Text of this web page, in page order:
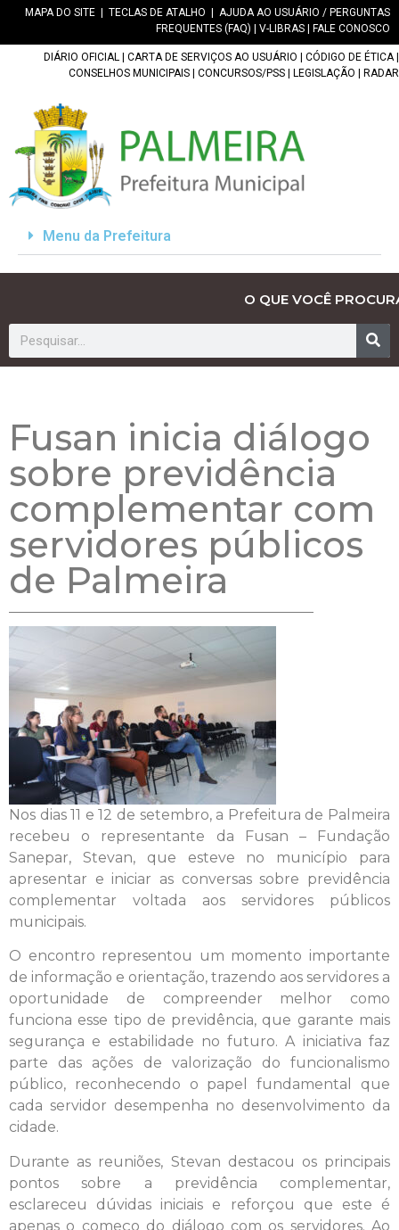
MAPA DO SITE TECLAS DE ATALHO
AJUDA AO USUÁRIO / PERGUNTAS
FREQUENTES (FAQ)
V-LIBRAS FALE CONOSCO
DIÁRIO OFICIAL CARTA DE SERVIÇOS AO USUÁRIO CÓDIGO DE ÉTICA|
CONSELHOS MUNICIPAIS
CONCURSOS/PSS LEGISLAÇÃO RADAR
Menu da Prefeitura
O QUE VOCÊ
Fusan inicia diálogo
sobre previdência
complementar com
servidores públicos
de Palmeira
Nos dias 11 e 12 de setembro, a Prefeitura de Palmeira
recebeu o representante da Fusan – Fundação
Sanepar, Stevan, que esteve no município para
apresentar e iniciar as conversas sobre previdência
complementar voltada aos servidores públicos
municipais.
O encontro representou um momento importante
de informação e orientação, trazendo aos servidores a
oportunidade de compreender melhor como
funciona esse tipo de previdência, que garante mais
segurança e estabilidade no futuro. A iniciativa faz
parte das ações de valorização do funcionalismo
público, reconhecendo o papel fundamental que
cada servidor desempenha no desenvolvimento da
cidade.
Durante as reuniões, Stevan destacou os principais
pontos sobre a previdência complementar,
esclareceu dúvidas iniciais e reforçou que este é
apenas o começo do diálogo com os servidores. Ao